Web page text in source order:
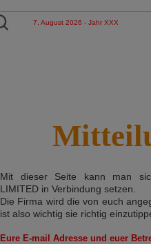
7. August 2026 - Jahr XXX
Mit dieser Seite kann man
LIMITED in Verbindung setzen.
Die Firma wird die von euch
ist also wichtig sie richtig
Eure E-mail Adresse und euer